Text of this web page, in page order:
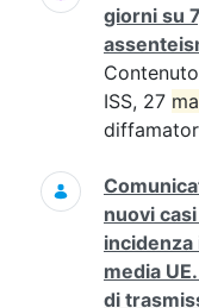
giorni su
ISS, 27
nuovi
incidenza
media
di